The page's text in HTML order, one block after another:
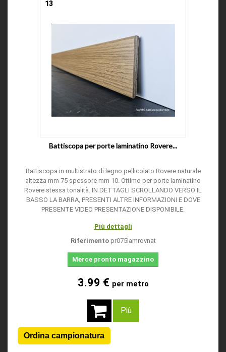
13
Battiscopa per porte laminatino Rovere...
Battiscopa in multistrato di legno pellicolato Rovere naturale
altezza mm 75 spessore mm 10. Ottimo per porte laminatino
Rovere stessa tonalità. IN DETTAGLI SCROLLANDO VERSO IL
BASSO LA BARRA, PRESENTI ALTRE INFORMAZIONI E DOVE
PRESENTE VIDEO PRESENTAZIONE DISPONIBILE.
Più dettagli
Riferimento pr075lamrovnat
Merce pronto magazzino
3.99 € per metro
Più